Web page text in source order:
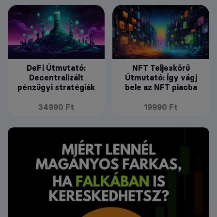
DeFi Útmutató:
Decentralizált
pénzügyi stratégiák
34990 Ft
NFT Teljeskörű
Útmutató: Így vágj
bele az NFT piacba
19990 Ft